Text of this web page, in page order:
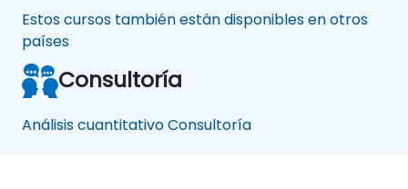
Estos cursos también están disponibles en otros
países
Consultoría
Análisis cuantitativo Consultoría